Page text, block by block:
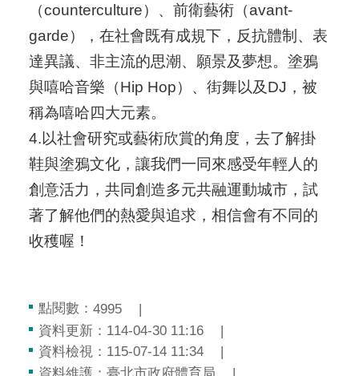
（counterculture）、前衛藝術（avant-
garde），在社會既有成規下，反抗體制、表
達異議、非主流的思潮、願景及夢想。塗鴉
與嘻哈音樂（Hip Hop）、街舞以及DJ，被
稱為嘻哈四大元素。
4.以社會研究或藝術欣賞的角度，去了解掛
鞋與塗鴉文化，讓我們一同來感受年輕人的
創意活力，共同創造多元共融運動城市，試
著了解他們的熱愛與追求，相信會有不同的
收穫喔！
點閱數： 4995
資料更新：114-04-30 11:16
資料檢視：115-07-14 11:34
資料維護：臺北市政府體育局